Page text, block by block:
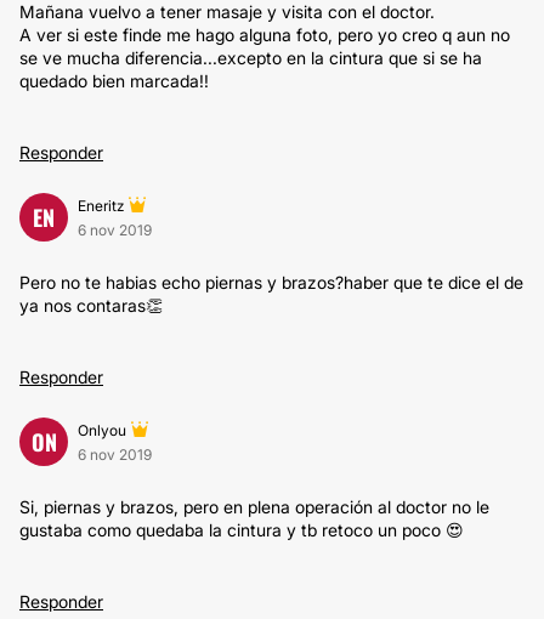
Mañana vuelvo a tener masaje y visita con el doctor.
A ver si este finde me hago alguna foto, pero yo creo q aun no
se ve mucha diferencia...excepto en la cintura que si se ha
quedado bien marcada!!
Responder
EN
Eneritz
6 nov 2019
Pero no te habias echo piernas y brazos?haber que te dice el de
ya nos contaras👏
Responder
ON
Onlyou
6 nov 2019
Si, piernas y brazos, pero en plena operación al doctor no le
gustaba como quedaba la cintura y tb retoco un poco 😍
Responder